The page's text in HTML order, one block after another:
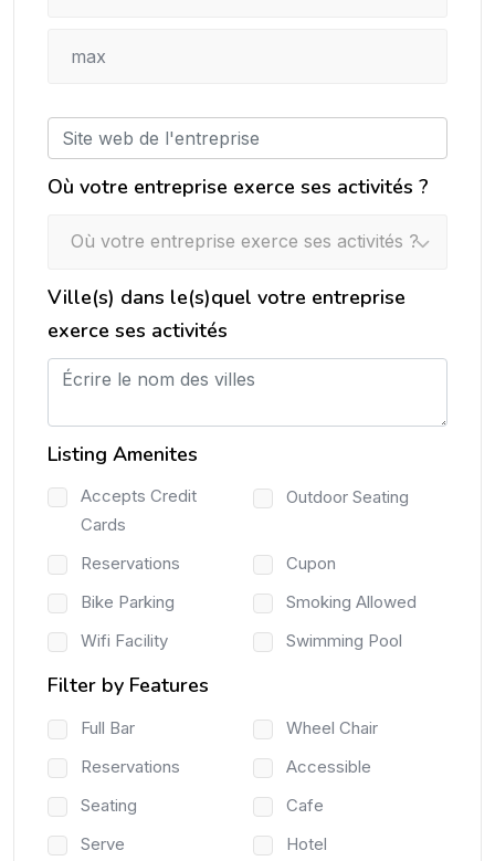
Où votre entreprise exerce ses activités ?
Où votre entreprise exerce ses activités ?
Ville(s) dans le(s)quel votre entreprise
exerce ses activités
Listing Amenites
Accepts Credit
Cards
Outdoor Seating
Reservations
Cupon
Bike Parking
Smoking Allowed
Wifi Facility
Swimming Pool
Filter by Features
Full Bar
Wheel Chair
Reservations
Accessible
Seating
Cafe
Serve
Hotel